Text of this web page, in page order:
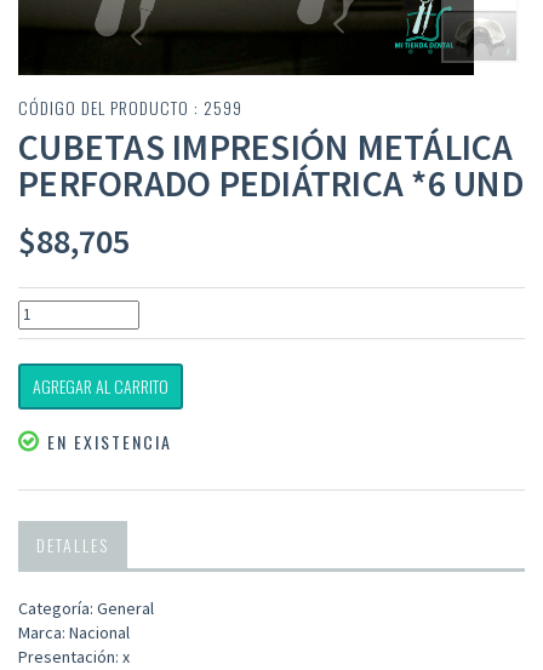
CÓDIGO DEL PRODUCTO : 2599
CUBETAS IMPRESIÓN METÁLICA
PERFORADO PEDIÁTRICA *6 UND
$88,705
AGREGAR AL CARRITO
EN EXISTENCIA
DETALLES
Categoría: General
Marca: Nacional
Presentación: x